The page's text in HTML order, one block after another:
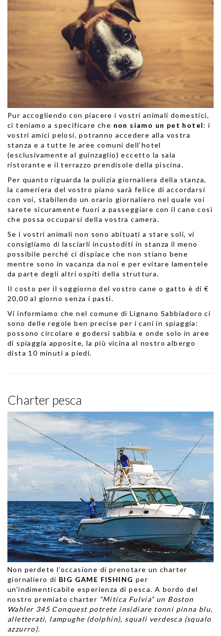
Pur accogliendo con piacere i vostri animali domestici,
ci teniamo a specificare che non siamo un pet hotel: i
vostri amici pelosi, potranno accedere alla vostra
stanza e a tutte le aree comuni dell’hotel
(esclusivamente al guinzaglio) eccetto la sala
ristorante e il terrazzo prendisole della piscina.
Per quanto riguarda la pulizia giornaliera della stanza,
la cameriera del vostro piano sarà felice di accordarsi
con voi, stabilendo un orario giornaliero nel quale voi
sarete sicuramente fuori a passeggiare con il cane così
che possa occuparsi della vostra camera.
Se i vostri animali non sono abituati a stare soli, vi
consigliamo di lasciarli incustoditi in stanza il meno
possibile perché ci dispiace che non stiano bene
mentre sono in vacanza da noi e per evitare lamentele
da parte degli altri ospiti della struttura.
Il costo per il soggiorno del vostro cane o gatto è di €
20,00 al giorno senza i pasti.
Vi informiamo che nel comune di Lignano Sabbiadoro ci
sono delle regole ben precise per i cani in spiaggia:
possono circolare e godersi sabbia e onde solo in aree
di spiaggia apposite, la più vicina al nostro albergo
dista 10 minuti a piedi.
Charter pesca
Non perdete l’occasione di prenotare un charter
giornaliero di BIG GAME FISHING per
un’indimenticabile esperienza di pesca. A bordo del
nostro premiato charter “Mitica Fulvia” un Boston
Wahler 345 Conquest potrete insidiare tonni pinna blu,
alletterati, lampughe (dolphin), squali verdesca (squalo
azzurro).